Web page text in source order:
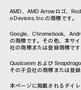
AMD、AMD Arrowロゴ、
o Devices, Inc.の商標です。
Google、Chromebook、
の商標です。その他、本サ
社の商標または登録商標です
Qualcomm および
その子会社の商標または登録
本ページに掲載されるダイ